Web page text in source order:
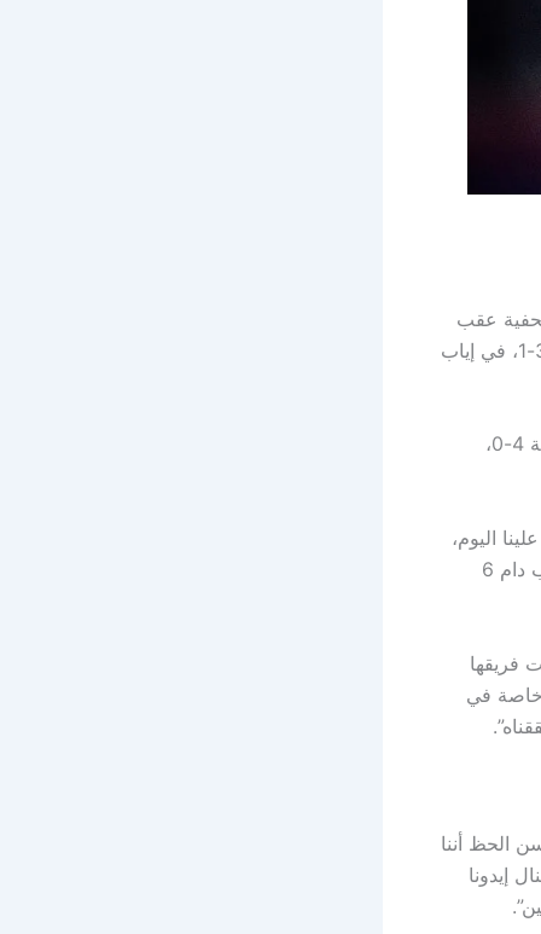
عقب
، التي انتهت بفوز الفريق الألماني بنتيجة 3-1، في إياب
إلى نصف نهائي البطولة بفضل فوزه الكبير ذهابًا بنتيجة 4-0،
اليوم،
لكننا قاتلنا حتى اللحظة الأخيرة. نحن سعداء جداً بالوصول إلى نصف النهائي بعد غياب دام 6
فريقها
خاصة في
الحظ أننا
إيدونا